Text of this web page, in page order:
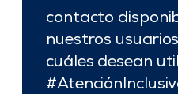
contacto
nuestros
cuáles desean